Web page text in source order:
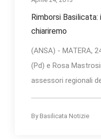
Rimborsi
chiariremo
(ANSA) - MATERA,
(Pd) e Rosa
assessori regionali
By Basilicata Notizie